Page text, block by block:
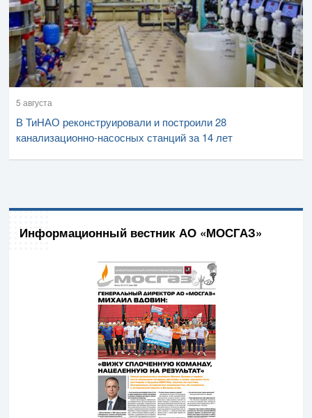
5 августа
В ТиНАО реконструировали и построили 28
канализационно-насосных станций за 14 лет
Информационный вестник АО «МОСГАЗ»